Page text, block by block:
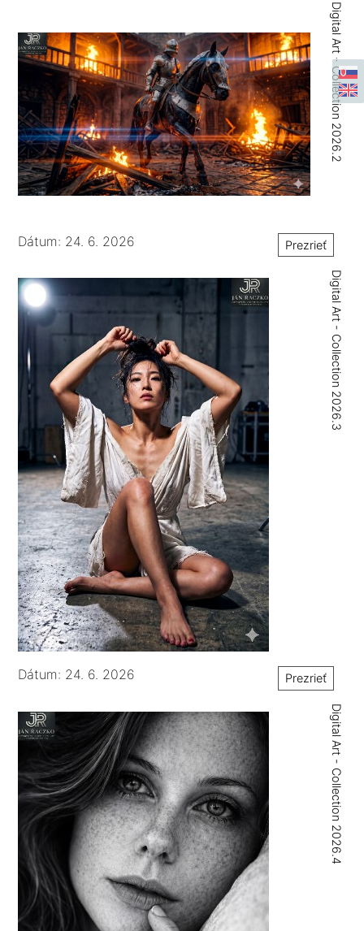
Digital Art - Collection 2026.2
Dátum: 24. 6. 2026 Prezrieť
Digital Art - Collection 2026.3
Dátum: 24. 6. 2026 Prezrieť
Digital Art - Collection 2026.4